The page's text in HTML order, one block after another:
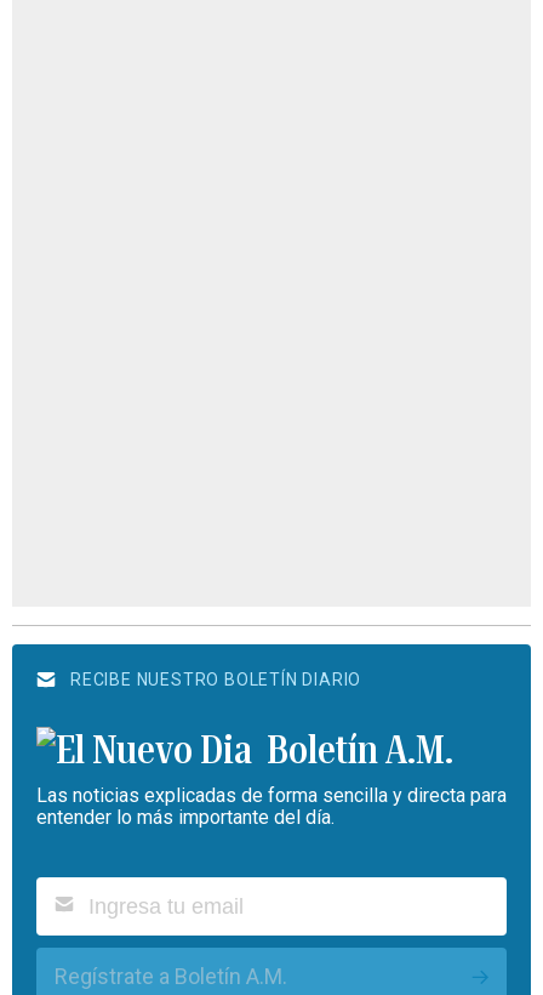
RECIBE NUESTRO BOLETÍN DIARIO
Boletín A.M.
Las noticias explicadas de forma sencilla y directa para
entender lo más importante del día.
Regístrate a Boletín A.M.